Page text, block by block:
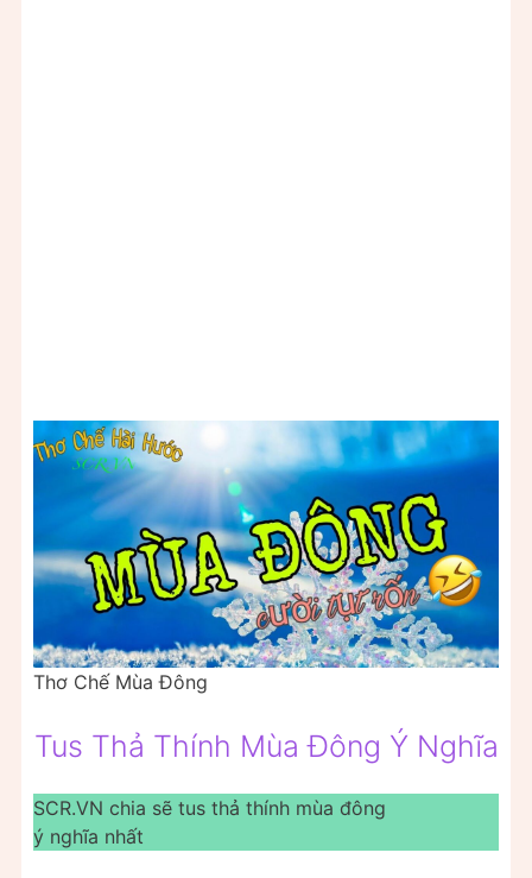
Thơ Chế Mùa Đông
Tus Thả Thính Mùa Đông Ý Nghĩa
SCR.VN chia sẽ tus thả thính mùa đông
ý nghĩa nhất